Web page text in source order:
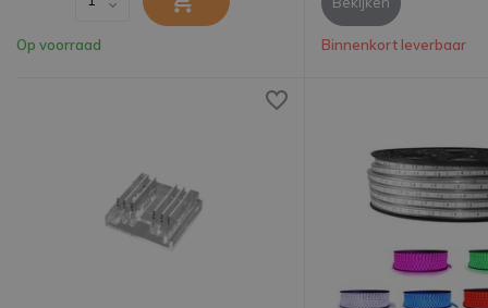
Op voorraad Binnenkort leverbaar